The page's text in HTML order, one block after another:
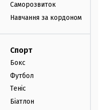
Саморозвиток
Навчання за кордоном
Спорт
Бокс
Футбол
Теніс
Біатлон